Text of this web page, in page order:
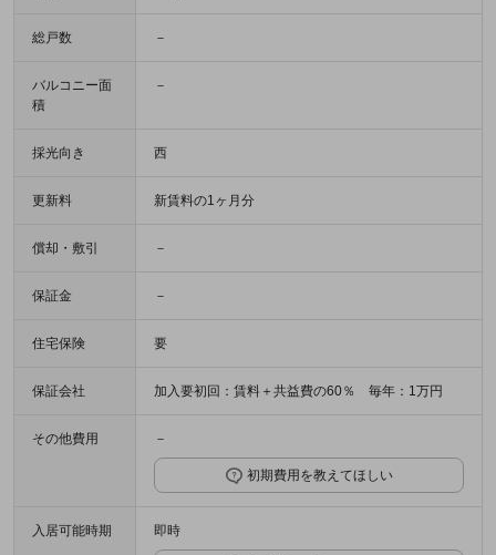
総戸数 －
バルコニー面
積
－
採光向き 西
更新料 新賃料の1ヶ月分
償却・敷引 －
保証金 －
住宅保険 要
保証会社 加入要初回：賃料＋共益費の60％ 毎年：1万円
その他費用 －
初期費用を教えてほしい
入居可能時期 即時